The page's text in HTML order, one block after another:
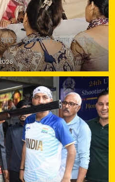
के दौरान नारी सम्मान व सुरक्षा